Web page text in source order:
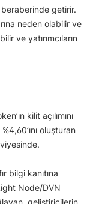
beraberinde getirir.
neden olabilir ve
ve yatırımcıların
kilit açılımını
oluşturan
bilgi kanıtına
Node/DVN
geliştiricilerin